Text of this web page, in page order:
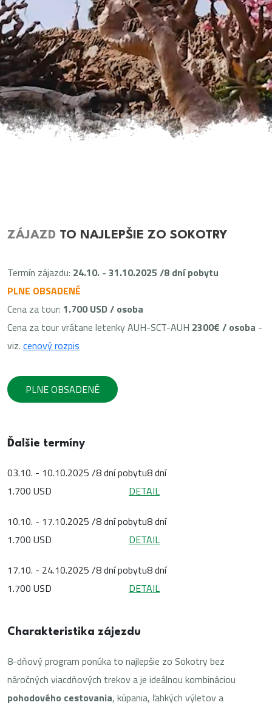
ZÁJAZD TO NAJLEPŠIE ZO SOKOTRY
Termín zájazdu: 24.10. - 31.10.2025 /8 dní pobytu
PLNE OBSADENÉ
Cena za tour: 1.700 USD / osoba
Cena za tour vrátane letenky AUH-SCT-AUH 2300€ / osoba -
viz. cenový rozpis
PLNE OBSADENÉ
Ďalšie termíny
03.10. - 10.10.2025 /8 dní pobytu8 dní
1.700 USD
DETAIL
10.10. - 17.10.2025 /8 dní pobytu8 dní
1.700 USD
DETAIL
17.10. - 24.10.2025 /8 dní pobytu8 dní
1.700 USD
DETAIL
Charakteristika zájezdu
8-dňový program ponúka to najlepšie zo Sokotry bez
náročných viacdňových trekov a je ideálnou kombináciou
pohodového cestovania, kúpania, ľahkých výletov a